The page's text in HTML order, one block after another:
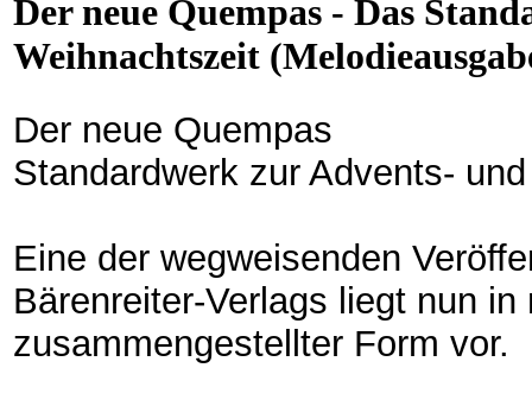
Der neue Quempas - Das
Weihnachtszeit
Der neue Quempas
Standardwerk zur Advents-
Eine der wegweisenden
Bärenreiter-Verlags liegt nun
zusammengestellter Form vor.